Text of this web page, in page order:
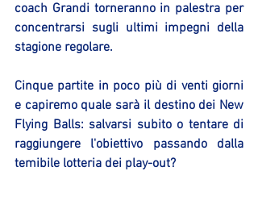
coach Grandi torneranno in palestra per
concentrarsi sugli ultimi impegni della
stagione regolare.
Cinque partite in poco più di venti giorni
e capiremo quale sarà il destino dei New
Flying Balls: salvarsi subito o tentare di
raggiungere l'obiettivo passando dalla
temibile lotteria dei play-out?